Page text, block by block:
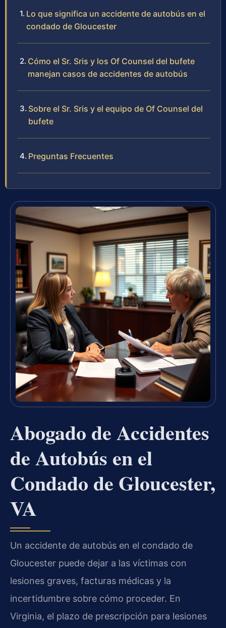
Lo que significa un accidente de autobús en el
condado de Gloucester
Cómo el Sr. Sris y los Of Counsel del bufete
manejan casos de accidentes de autobús
Sobre el Sr. Sris y el equipo de Of Counsel del
bufete
Preguntas Frecuentes
Abogado de Accidentes
de Autobús en el
Condado de Gloucester,
VA
Un accidente de autobús en el condado de
Gloucester puede dejar a las víctimas con
lesiones graves, facturas médicas y la
incertidumbre sobre cómo proceder. En
Virginia, el plazo de prescripción para lesiones